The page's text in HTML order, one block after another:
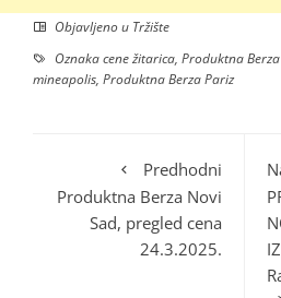
Objavljeno u Tržište
Oznakacene žitarica, Produktna
mineapolis, Produktna Berza Pariz
Predhodni
Produktna Berza Novi
Sad, pregled cena
24.3.2025.